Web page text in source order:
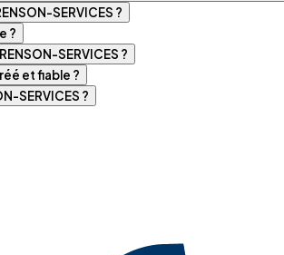
SERVICES ?
?
SERVICES ?
et fiable ?
SERVICES ?